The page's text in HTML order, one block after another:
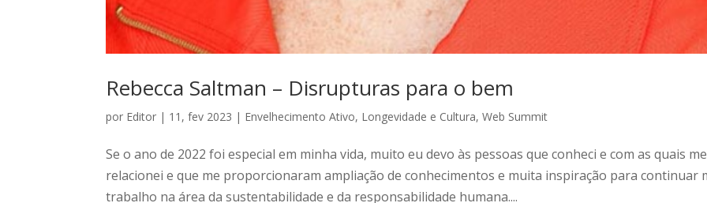
Rebecca Saltman – Disrupturas para o bem
por Editor | 11, fev 2023 | Envelhecimento Ativo, Longevidade e Cultura,Web Summit
Se o ano de 2022 foi especial em minha vida, muito eu devo às pessoas que conheci e com as quais me
relacionei e que me proporcionaram ampliação de conhecimentos e muita inspiração para continuar
trabalho na área da sustentabilidade e da responsabilidade humana....